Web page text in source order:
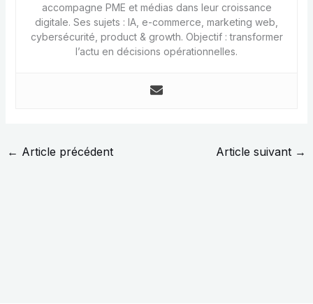
accompagne PME et médias dans leur croissance
digitale. Ses sujets : IA, e-commerce, marketing web,
cybersécurité, product & growth. Objectif : transformer
l’actu en décisions opérationnelles.
← Article précédent Article suivant →